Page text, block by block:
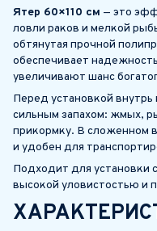
Ятер 60×110 см — это
ловли раков и мелкой
обтянутая прочной
обеспечивает
увеличивают шанс
Перед установкой
сильным запахом: жмых,
прикормку. В сложенном
и удобен для
Подходит для установки
высокой уловистостью и